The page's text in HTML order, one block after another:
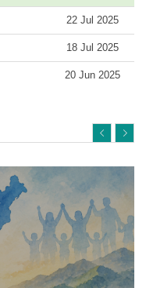
22 Jul 2025
18 Jul 2025
20 Jun 2025